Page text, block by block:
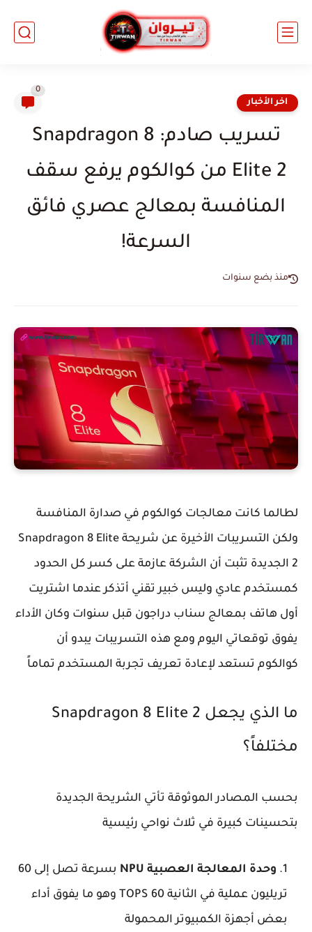
اخر الأخبار
0
تسريب صادم: Snapdragon 8
Elite 2 من كوالكوم يرفع سقف
المنافسة بمعالج عصري فائق
السرعة!
منذ بضع سنوات
لطالما كانت معالجات كوالكوم في صدارة المنافسة
ولكن التسريبات الأخيرة عن شريحة Snapdragon 8 Elite
2 الجديدة تثبت أن الشركة عازمة على كسر كل الحدود
كمستخدم عادي وليس خبير تقني أتذكر عندما اشتريت
أول هاتف بمعالج سناب دراجون قبل سنوات وكان الأداء
يفوق توقعاتي اليوم ومع هذه التسريبات يبدو أن
كوالكوم تستعد لإعادة تعريف تجربة المستخدم تماماً
ما الذي يجعل Snapdragon 8 Elite 2
مختلفاً؟
بحسب المصادر الموثوقة تأتي الشريحة الجديدة
بتحسينات كبيرة في ثلاث نواحي رئيسية
وحدة المعالجة العصبية NPU
بسرعة تصل إلى 60
تريليون عملية في الثانية 60 TOPS وهو ما يفوق أداء
بعض أجهزة الكمبيوتر المحمولة